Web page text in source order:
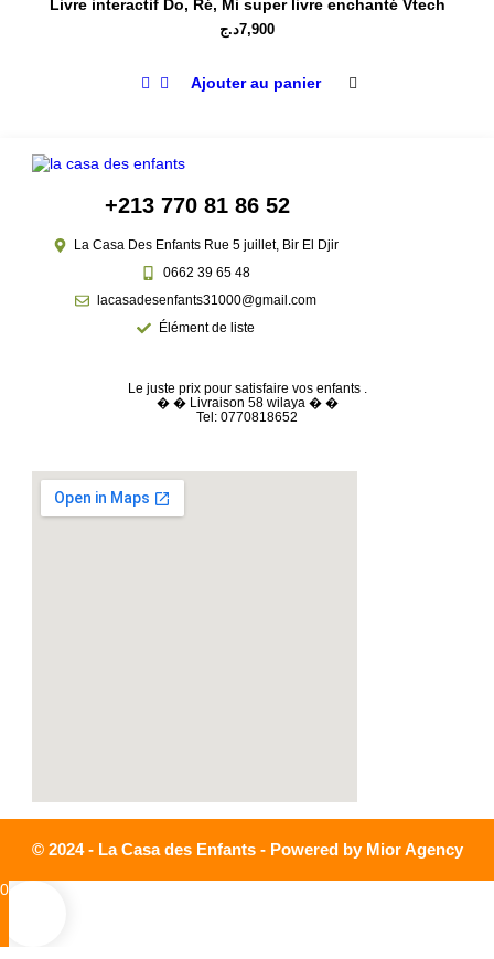
Livre interactif Do, Ré, Mi super livre enchanté Vtech
7,900د.ج
Ajouter au panier
+213 770 81 86 52
La Casa Des Enfants Rue 5 juillet, Bir El Djir
0662 39 65 48
lacasadesenfants31000@gmail.com
Élément de liste
Le juste prix pour satisfaire vos enfants .
� � Livraison 58 wilaya � �
Tel: 0770818652
© 2024 - La Casa des Enfants - Powered by Mior Agency
0